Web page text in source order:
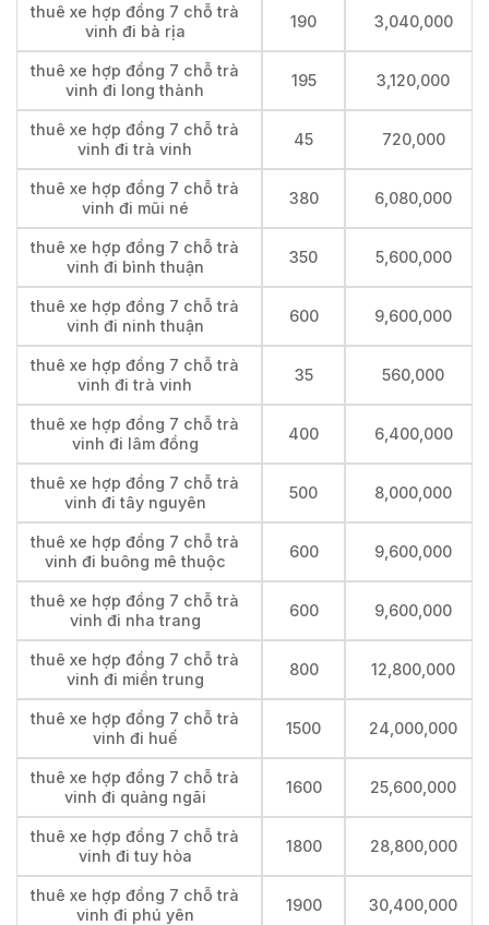
thuê xe hợp đồng 7 chỗ trà
vinh đi bà rịa
190 3,040,000
thuê xe hợp đồng 7 chỗ trà
vinh đi long thành
195 3,120,000
thuê xe hợp đồng 7 chỗ trà
vinh đi trà vinh
45 720,000
thuê xe hợp đồng 7 chỗ trà
vinh đi mũi né
380 6,080,000
thuê xe hợp đồng 7 chỗ trà
vinh đi bình thuận
350 5,600,000
thuê xe hợp đồng 7 chỗ trà
vinh đi ninh thuận
600 9,600,000
thuê xe hợp đồng 7 chỗ trà
vinh đi trà vinh
35 560,000
thuê xe hợp đồng 7 chỗ trà
vinh đi lâm đồng
400 6,400,000
thuê xe hợp đồng 7 chỗ trà
vinh đi tây nguyên
500 8,000,000
thuê xe hợp đồng 7 chỗ trà
vinh đi buông mê thuộc
600 9,600,000
thuê xe hợp đồng 7 chỗ trà
vinh đi nha trang
600 9,600,000
thuê xe hợp đồng 7 chỗ trà
vinh đi miền trung
800 12,800,000
thuê xe hợp đồng 7 chỗ trà
vinh đi huế
1500 24,000,000
thuê xe hợp đồng 7 chỗ trà
vinh đi quảng ngãi
1600 25,600,000
thuê xe hợp đồng 7 chỗ trà
vinh đi tuy hòa
1800 28,800,000
thuê xe hợp đồng 7 chỗ trà
vinh đi phú yên
1900 30,400,000